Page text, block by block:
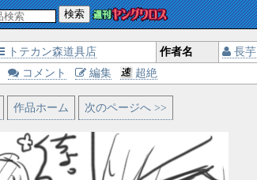
検索
トテカン森道具店 作者名 長芋
コメント 編集 超絶
作品ホーム 次のページへ >>